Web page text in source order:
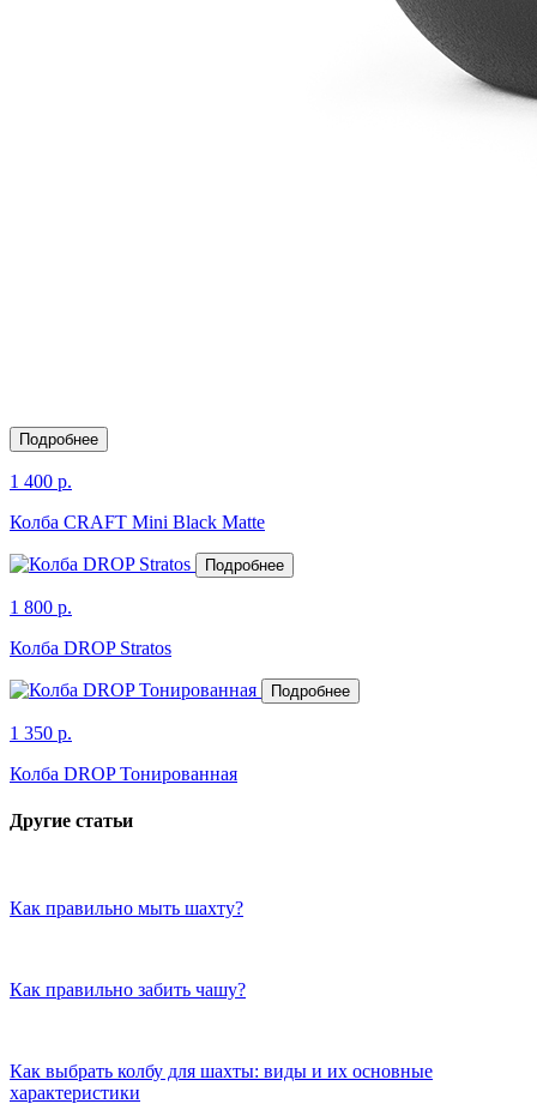
Подробнее
1 400 р.
Колба CRAFT Mini Black Matte
Подробнее
1 800 р.
Колба DROP Stratos
Подробнее
1 350 р.
Колба DROP Тонированная
Другие статьи
Как правильно мыть шахту?
Как правильно забить чашу?
Как выбрать колбу для шахты: виды и их основные
характеристики